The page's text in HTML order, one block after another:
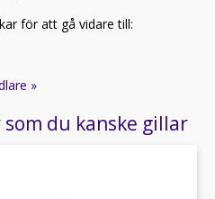
för att gå vidare till:
»
du kanske gillar